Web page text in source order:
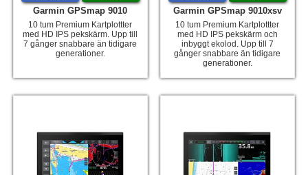
Garmin GPSmap 9010
10 tum Premium Kartplottter
med HD IPS pekskärm. Upp till
7 gånger snabbare än tidigare
generationer.
Garmin GPSmap 9010xsv
10 tum Premium Kartplottter
med HD IPS pekskärm och
inbyggt ekolod. Upp till 7
gånger snabbare än tidigare
generationer.